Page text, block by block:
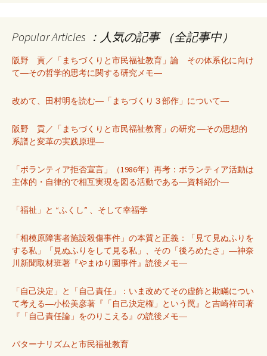
Popular Articles ：人気の記事 （全記事中）
阪野 貢／「まちづくりと市民福祉教育」論 その体系化に向け
て―その哲学的思考に関する研究メモ―
改めて、田村明を読む―「まちづくり３部作」について―
阪野 貢／「まちづくりと市民福祉教育」の研究 ―その思想的
系譜と変革の実践原理―
「ボランティア拒否宣言」（1986年）再考：ボランティア活動は
主体的・自律的で相互実現を図る活動である―資料紹介―
「福祉」と “ふくし” 、そして幸福学
「相模原障害者施設殺傷事件」の本質と正義：「見て見ぬふりを
する私」「見ぬふりをして見る私」、その「後ろめたさ」―神奈
川新聞取材班著『やまゆり園事件』読後メモ―
「自己決定」と「自己責任」：いま改めてその虚飾と欺瞞につい
て考える―小松美彦著『「自己決定権」という罠』と吉崎祥司著
『「自己責任論」をのりこえる』の読後メモ―
パターナリズムと市民福祉教育